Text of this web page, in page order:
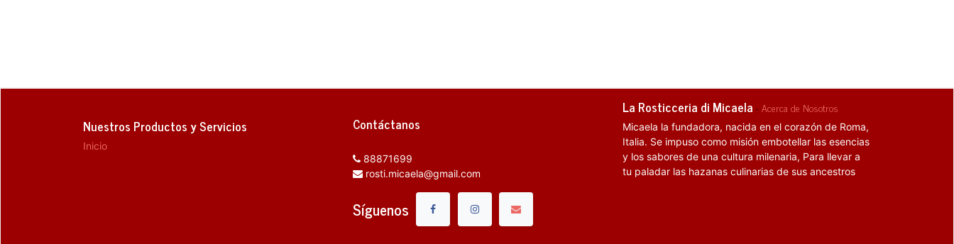
Nuestros Productos y Servicios
Inicio
Contáctanos
88871699
rosti.micaela@gmail.com
Síguenos
La Rosticceria di Micaela -Acerca de Nosotros
Micaela la fundadora, nacida en el corazón de Roma,
Italia. Se impuso como misión embotellar las esencias
y los sabores de una cultura milenaria, Para llevar a
tu paladar las hazanas culinarias de sus ancestros